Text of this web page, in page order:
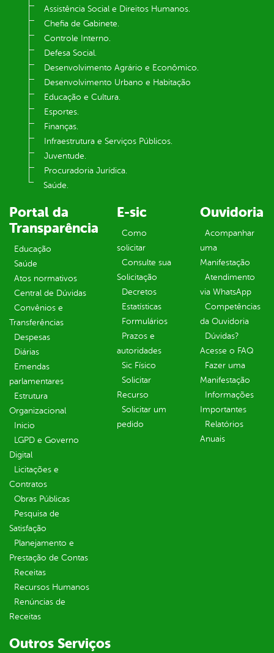
Assistência Social e Direitos Humanos.
Chefia de Gabinete.
Controle Interno.
Defesa Social.
Desenvolvimento Agrário e Econômico.
Desenvolvimento Urbano e Habitação
Educação e Cultura.
Esportes.
Finanças.
Infraestrutura e Serviços Públicos.
Juventude.
Procuradoria Jurídica.
Saúde.
Portal da
Transparência
Educação
Saúde
Atos normativos
Central de Dúvidas
Convênios e
Transferências
Despesas
Diárias
Emendas
parlamentares
Estrutura
Organizacional
Inicio
LGPD e Governo
Digital
Licitações e
Contratos
Obras Públicas
Pesquisa de
Satisfação
Planejamento e
Prestação de Contas
Receitas
Recursos Humanos
Renúncias de
Receitas
E-sic
Como
solicitar
Consulte sua
Solicitação
Decretos
Estatísticas
Formulários
Prazos e
autoridades
Sic Físico
Solicitar
Recurso
Solicitar um
pedido
Ouvidoria
Acompanhar
uma
Manifestação
Atendimento
via WhatsApp
Competências
da Ouvidoria
Dúvidas?
Acesse o FAQ
Fazer uma
Manifestação
Informações
Importantes
Relatórios
Anuais
Outros Serviços